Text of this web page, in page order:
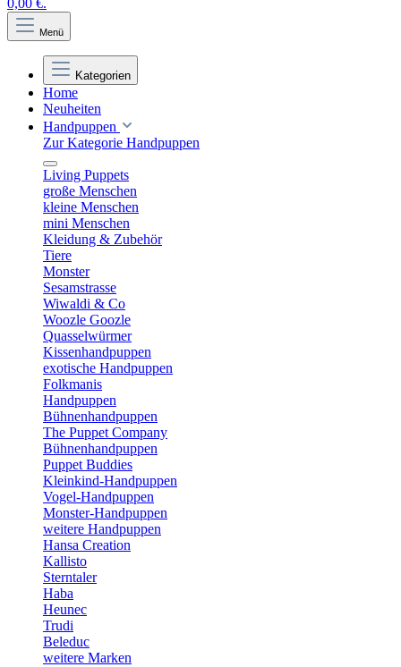
0,00 €.
Menü
Kategorien
Home
Neuheiten
Handpuppen
Zur Kategorie Handpuppen
Living Puppets
große Menschen
kleine Menschen
mini Menschen
Kleidung & Zubehör
Tiere
Monster
Sesamstrasse
Wiwaldi & Co
Woozle Goozle
Quasselwürmer
Kissenhandpuppen
exotische Handpuppen
Folkmanis
Handpuppen
Bühnenhandpuppen
The Puppet Company
Bühnenhandpuppen
Puppet Buddies
Kleinkind-Handpuppen
Vogel-Handpuppen
Monster-Handpuppen
weitere Handpuppen
Hansa Creation
Kallisto
Sterntaler
Haba
Heunec
Trudi
Beleduc
weitere Marken